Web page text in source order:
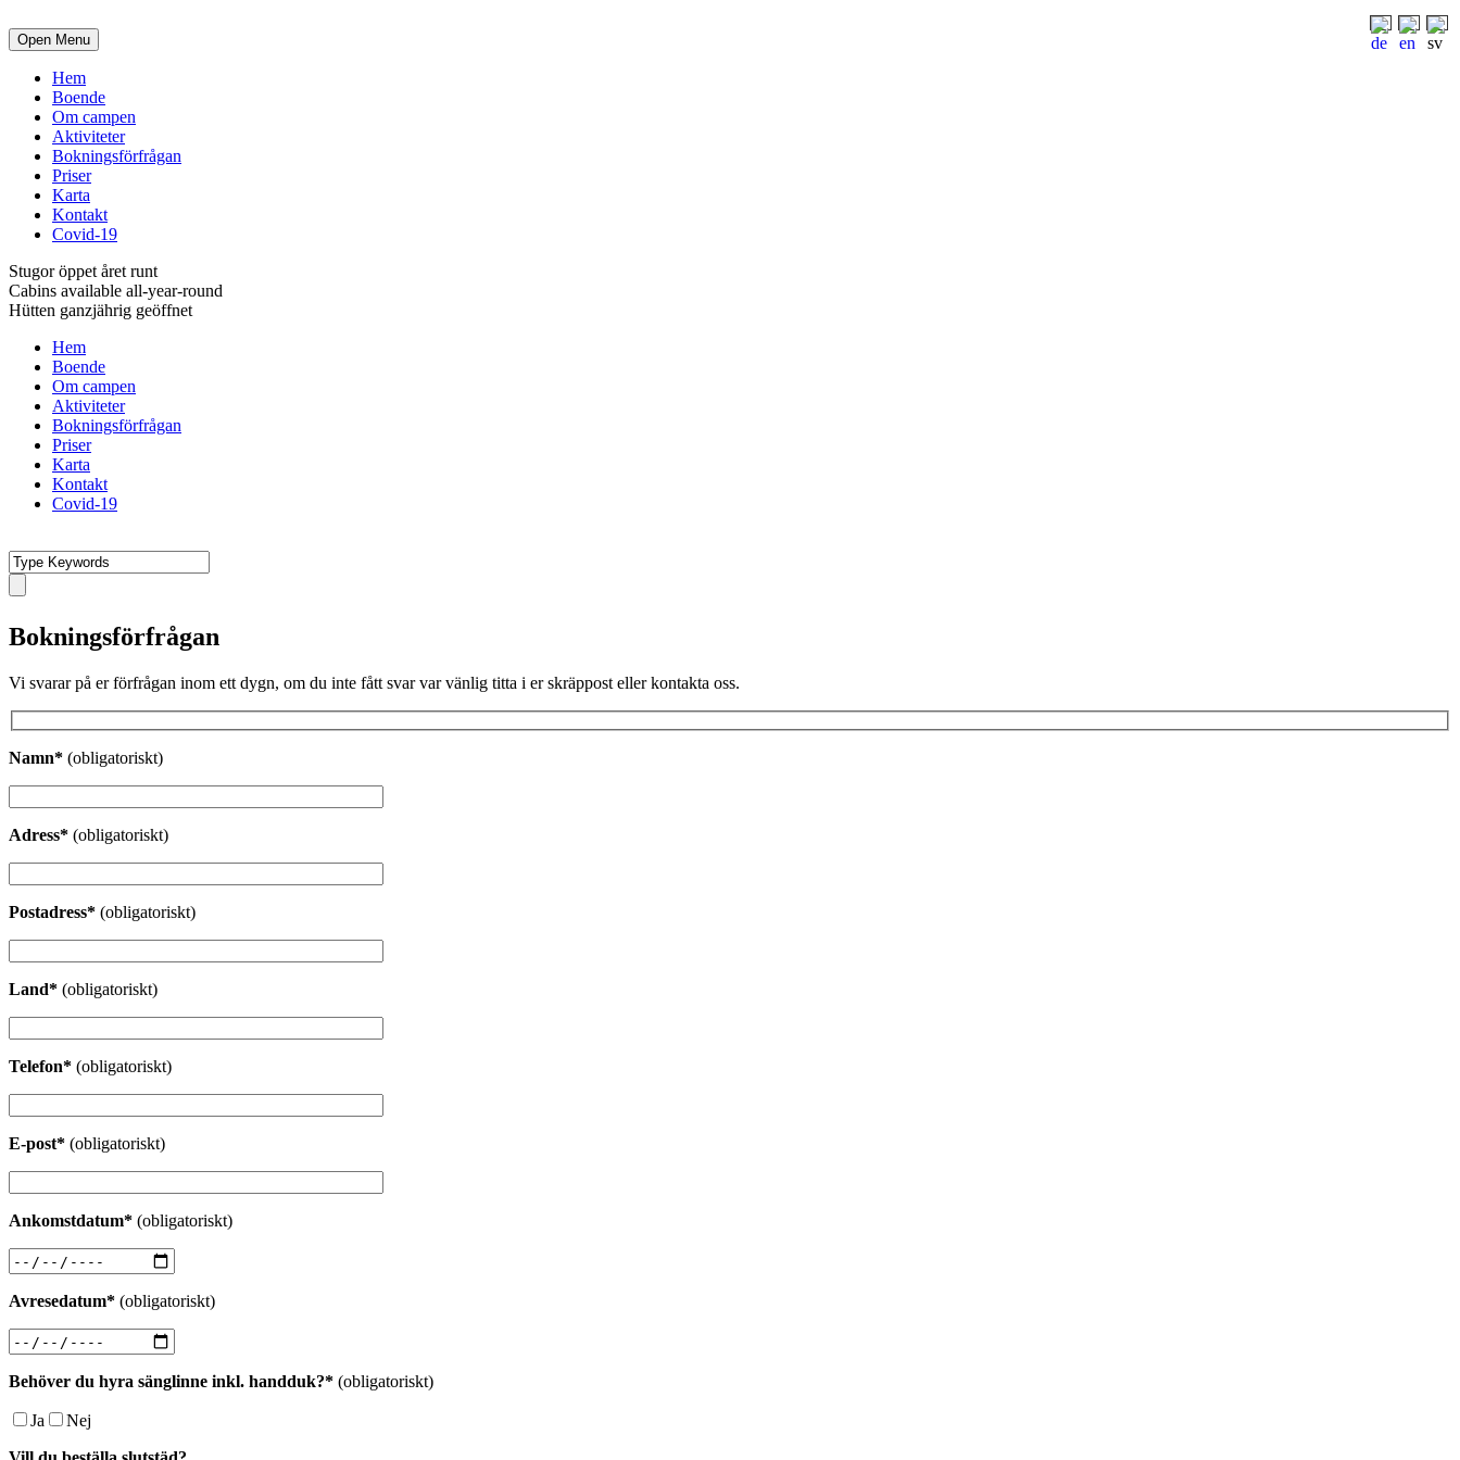
Open Menu
Hem
Boende
Om campen
Aktiviteter
Bokningsförfrågan
Priser
Karta
Kontakt
Covid-19
Stugor öppet året runt
Cabins available all-year-round
Hütten ganzjährig geöffnet
Hem
Boende
Om campen
Aktiviteter
Bokningsförfrågan
Priser
Karta
Kontakt
Covid-19
Bokningsförfrågan
Vi svarar på er förfrågan inom ett dygn, om du inte fått svar var vänlig titta i er skräppost eller kontakta oss.
Namn* (obligatoriskt)
Adress* (obligatoriskt)
Postadress* (obligatoriskt)
Land* (obligatoriskt)
Telefon* (obligatoriskt)
E-post* (obligatoriskt)
Ankomstdatum* (obligatoriskt)
Avresedatum* (obligatoriskt)
Behöver du hyra sänglinne inkl. handduk?* (obligatoriskt)
Ja
Nej